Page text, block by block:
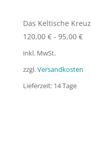
Das Keltische Kreuz
120,00 €- 95,00 €
inkl. MwSt.
zzgl.Versandkosten
Lieferzeit: 14 Tage